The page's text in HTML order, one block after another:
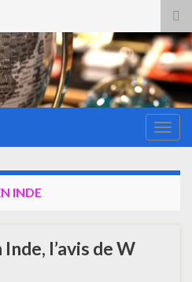
INDE
l’avis de W